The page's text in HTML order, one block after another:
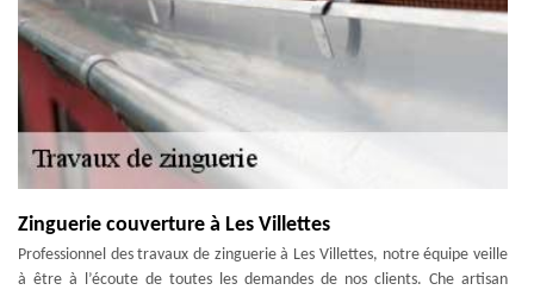
Zinguerie couverture à Les Villettes
Professionnel des travaux de zinguerie à Les Villettes, notre équipe veille
à être à l’écoute de toutes les demandes de nos clients. Che artisan